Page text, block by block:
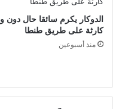
الدوكار يكرم سائقا حال دون
كارثة على طريق طنطا
منذ أسبوعين